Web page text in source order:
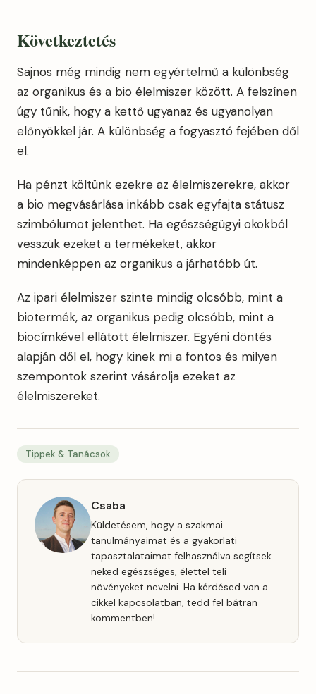
Következtetés
Sajnos még mindig nem egyértelmű a különbség
az organikus és a bio élelmiszer között. A felszínen
úgy tűnik, hogy a kettő ugyanaz és ugyanolyan
előnyökkel jár. A különbség a fogyasztó fejében dől
el.
Ha pénzt költünk ezekre az élelmiszerekre, akkor
a bio megvásárlása inkább csak egyfajta státusz
szimbólumot jelenthet. Ha egészségügyi okokból
vesszük ezeket a termékeket, akkor
mindenképpen az organikus a járhatóbb út.
Az ipari élelmiszer szinte mindig olcsóbb, mint a
biotermék, az organikus pedig olcsóbb, mint a
biocímkével ellátott élelmiszer. Egyéni döntés
alapján dől el, hogy kinek mi a fontos és milyen
szempontok szerint vásárolja ezeket az
élelmiszereket.
Tippek & Tanácsok
Csaba
Küldetésem, hogy a szakmai
tanulmányaimat és a gyakorlati
tapasztalataimat felhasználva segítsek
neked egészséges, élettel teli
növényeket nevelni. Ha kérdésed van a
cikkel kapcsolatban, tedd fel bátran
kommentben!